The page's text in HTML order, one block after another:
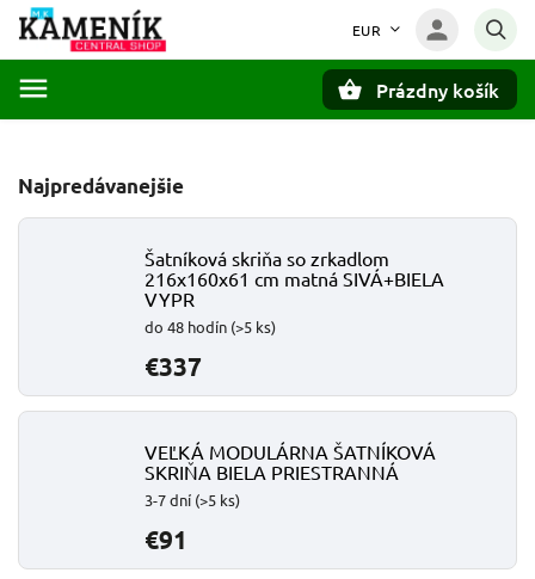
EUR
Prázdny košík
Najpredávanejšie
Šatníková skriňa so zrkadlom
216x160x61 cm matná SIVÁ+BIELA
VYPR
do 48 hodín (>5 ks)
€337
VEĽKÁ MODULÁRNA ŠATNÍKOVÁ
SKRIŇA BIELA PRIESTRANNÁ
3-7 dní (>5 ks)
€91